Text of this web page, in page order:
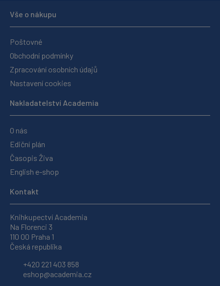
Vše o nákupu
Poštovné
Obchodní podmínky
Zpracování osobních údajů
Nastavení cookies
Nakladatelství Academia
O nás
Ediční plán
Časopis Živa
English e-shop
Kontakt
Knihkupectví Academia
Na Florenci 3
110 00 Praha 1
Česká republika
+420 221 403 858
eshop@academia.cz